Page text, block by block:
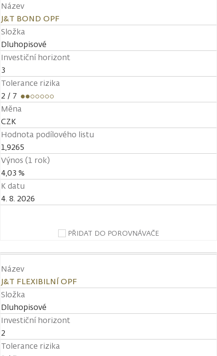
Název
J&T BOND OPF
Složka
Dluhopisové
Investiční horizont
3
Tolerance rizika
2 / 7
Měna
CZK
Hodnota podílového listu
1,9265
Výnos (1 rok)
4,03 %
K datu
4. 8. 2026
PŘIDAT DO POROVNÁVAČE
Název
J&T FLEXIBILNÍ OPF
Složka
Dluhopisové
Investiční horizont
2
Tolerance rizika